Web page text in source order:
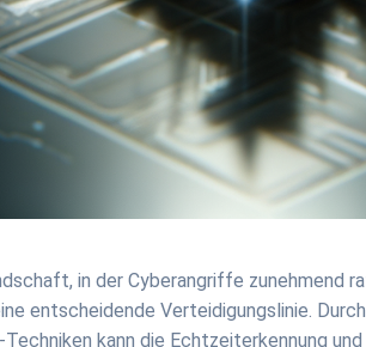
in der Cyberangriffe zunehmend
entscheidende Verteidigungslinie.
kann die Echtzeiterkennung